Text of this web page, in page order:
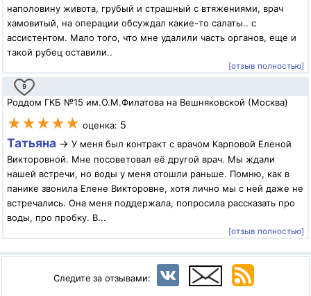
наполовину живота, грубый и страшный с втяжениями, врач
хамовитый, на операции обсуждал какие-то салаты.. с
ассистентом. Мало того, что мне удалили часть органов, еще и
такой рубец оставили..
[отзыв полностью]
9
Роддом ГКБ №15 им.О.М.Филатова на Вешняковской (Москва)
★★★★★ оценка: 5
Татьяна → У меня был контракт с врачом Карповой Еленой
Викторовной. Мне посоветовал её другой врач. Мы ждали
нашей встречи, но воды у меня отошли раньше. Помню, как в
панике звонила Елене Викторовне, хотя лично мы с ней даже не
встречались. Она меня поддержала, попросила рассказать про
воды, про пробку. В...
[отзыв полностью]
Следите за отзывами: